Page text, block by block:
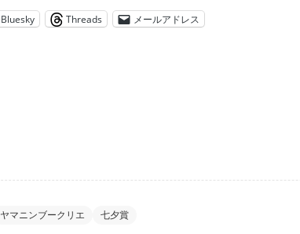
Bluesky Threads メールアドレス
ヤマニンブークリエ 七夕賞